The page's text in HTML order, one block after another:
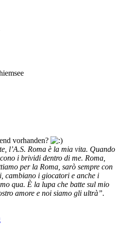
vorhanden?
l’A.S. Roma è la mia vita. Quando
i brividi dentro di me. Roma,
per la Roma, sarò sempre con
cambiano i giocatori e anche i
qua. È la lupa che batte sul mio
amore e noi siamo gli ultrà”.